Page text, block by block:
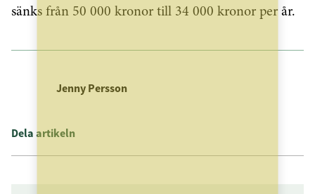
sänks från 50 000 kronor till 34 000 kronor per år.
Jenny Persson
Dela artikeln